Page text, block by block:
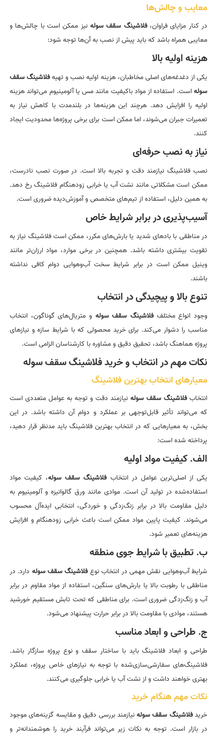
معایب و چالش‌ها
در کنار مزایای فراوان،فلاشینگ سقف سوله نیز ممکن است با چالش‌ها و
معایبی همراه باشد که باید پیش از نصب به آن‌ها توجه شود:
هزینه اولیه بالا
یکی از دغدغه‌های اصلی مخاطبان، هزینه اولیه نصب و تهیهفلاشینگ سقف
سولهاست. استفاده از مواد باکیفیت مانند مس یا آلومینیوم می‌تواند هزینه
اولیه را افزایش دهد. هرچند این هزینه‌ها در بلندمدت با کاهش نیاز به
تعمیرات جبران می‌شوند، اما ممکن است برای برخی پروژه‌ها محدودیت ایجاد
کنند.
نیاز به نصب حرفه‌ای
نصب فلاشینگ نیازمند دقت و تجربه بالا است. در صورت نصب نادرست،
ممکن است مشکلاتی مانند نشت آب یا خرابی زودهنگام فلاشینگ رخ دهد.
به همین دلیل، استفاده از تیم‌های متخصص و آموزش‌دیده ضروری است.
آسیب‌پذیری در برابر شرایط خاص
در مناطقی با بادهای شدید یا بارش‌های مکرر، ممکن است فلاشینگ نیاز به
تقویت بیشتری داشته باشد. همچنین در برخی موارد، مواد ارزان‌تر مانند
وینیل ممکن است در برابر شرایط سخت آب‌وهوایی دوام کافی نداشته
باشند.
تنوع بالا و پیچیدگی در انتخاب
وجود انواع مختلففلاشینگ سقف سوله و متریال‌های گوناگون، انتخاب
مناسب را دشوار می‌کند. برای خرید محصولی که با شرایط سازه و نیازهای
پروژه هماهنگ باشد، تحقیق دقیق و مشاوره با کارشناسان الزامی است.
نکات مهم در انتخاب و خرید فلاشینگ سقف سوله
معیارهای انتخاب بهترین فلاشینگ
انتخابفلاشینگ سقف سوله نیازمند دقت و توجه به عوامل متعددی است
که می‌تواند تأثیر قابل‌توجهی بر عملکرد و دوام آن داشته باشد. در این
بخش، به معیارهایی که در انتخاب بهترین فلاشینگ باید مدنظر قرار دهید،
پرداخته شده است:
الف. کیفیت مواد اولیه
یکی از اصلی‌ترین عوامل در انتخابفلاشینگ سقف سوله، کیفیت مواد
استفاده‌شده در تولید آن است. موادی مانند ورق گالوانیزه و آلومینیوم به
دلیل مقاومت بالا در برابر زنگ‌زدگی و خوردگی، انتخابی ایده‌آل محسوب
می‌شوند. کیفیت پایین مواد ممکن است باعث خرابی زودهنگام و افزایش
هزینه‌های تعمیر شود.
ب. تطبیق با شرایط جوی منطقه
شرایط آب‌وهوایی نقش مهمی در انتخاب نوعفلاشینگ سقف سوله دارد. در
مناطقی با رطوبت بالا یا بارش‌های سنگین، استفاده از مواد مقاوم در برابر
آب و زنگ‌زدگی ضروری است. برای مناطقی که تحت تابش مستقیم خورشید
هستند، موادی با مقاومت بالا در برابر حرارت پیشنهاد می‌شود.
ج. طراحی و ابعاد مناسب
طراحی و ابعاد فلاشینگ باید با ساختار سقف و نوع پروژه سازگار باشد.
فلاشینگ‌های سفارشی‌سازی‌شده با توجه به نیازهای خاص پروژه، عملکرد
بهتری خواهند داشت و از نشت آب یا خرابی جلوگیری می‌کنند.
نکات مهم هنگام خرید
خریدفلاشینگ سقف سولهنیازمند بررسی دقیق و مقایسه گزینه‌های موجود
در بازار است. توجه به نکات زیر می‌تواند فرآیند خرید را هوشمندانه‌تر و